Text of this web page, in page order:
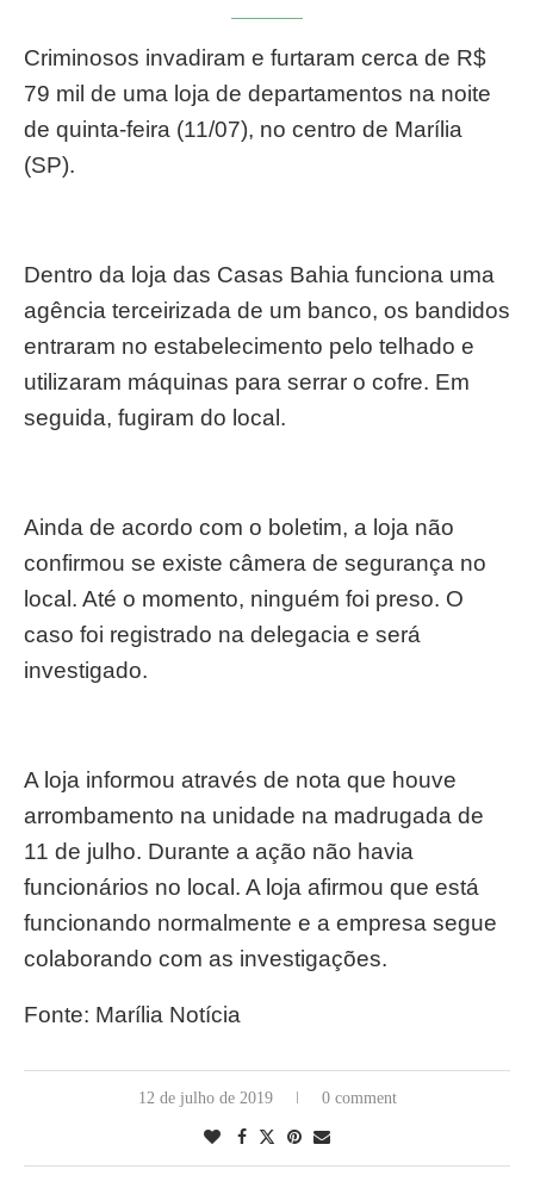
Criminosos invadiram e furtaram cerca de R$
79 mil de uma loja de departamentos na noite
de quinta-feira (11/07), no centro de Marília
(SP).
Dentro da loja das Casas Bahia funciona uma
agência terceirizada de um banco, os bandidos
entraram no estabelecimento pelo telhado e
utilizaram máquinas para serrar o cofre. Em
seguida, fugiram do local.
Ainda de acordo com o boletim, a loja não
confirmou se existe câmera de segurança no
local. Até o momento, ninguém foi preso. O
caso foi registrado na delegacia e será
investigado.
A loja informou através de nota que houve
arrombamento na unidade na madrugada de
11 de julho. Durante a ação não havia
funcionários no local. A loja afirmou que está
funcionando normalmente e a empresa segue
colaborando com as investigações.
Fonte: Marília Notícia
12 de julho de 2019 0 comment